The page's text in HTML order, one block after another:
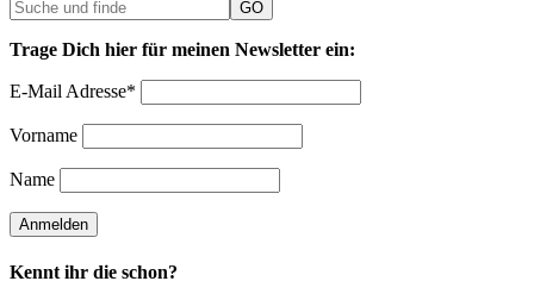
Trage Dich hier für meinen Newsletter ein:
E-Mail Adresse*
Vorname
Name
Kennt ihr die schon?